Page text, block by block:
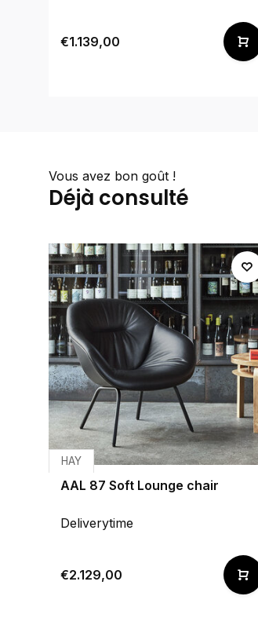
€1.139,00
Vous avez bon goût !
Déjà consulté
HAY
AAL 87 Soft Lounge chair
Deliverytime
€2.129,00